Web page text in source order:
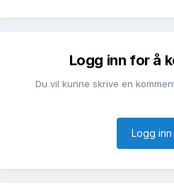
Logg inn for å
Du vil kunne skrive en
Logg inn